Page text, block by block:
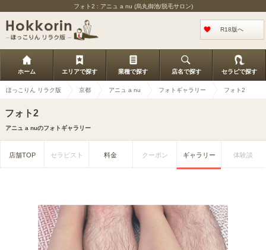
フォト2 : アニュ a nu (烏丸御池/脱毛サロン)
R18版へ
ホーム エリアで探す 業種で探す 店名で探す セラピで探す
ほっこりん リラク版 京都 アニュ a nu フォトギャラリー フォト2
フォト2
アニュ a nuのフォトギャラリー
店舗TOP セラピスト 料金 クーポン ギャラリー 体験談